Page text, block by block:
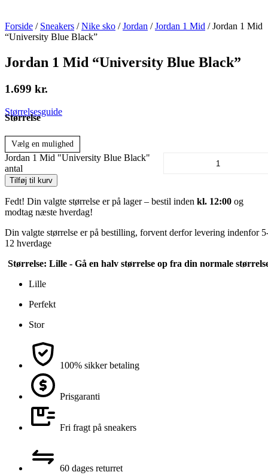
Forside / Sneakers /Nike sko /Jordan /Jordan 1 Mid / Jordan 1 Mid
“University Blue Black”
Jordan 1 Mid “University Blue Black”
1.699 kr.
Størrelsesguide
Størrelse
Vælg en mulighed
Jordan 1 Mid "University Blue Black"
antal
Tilføj til kurv
Fedt! Din valgte størrelse er på lager – bestil inden kl. 12:00 og
modtag næste hverdag!
Din valgte størrelse er på bestilling, forvent derfor levering indenfor
12 hverdage
Størrelse: Lille - Gå en halv størrelse op fra din normale
Lille
Perfekt
Stor
100% sikker betaling
Prisgaranti
Fri fragt på sneakers
60 dages returret